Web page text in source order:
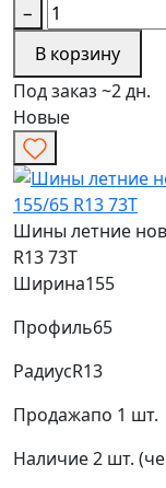
−
В корзину
Под заказ ~2 дн.
Новые
Шины летние
R13 73T
Ширина155
Профиль65
РадиусR13
Продажапо 1 шт.
Наличие2 шт.